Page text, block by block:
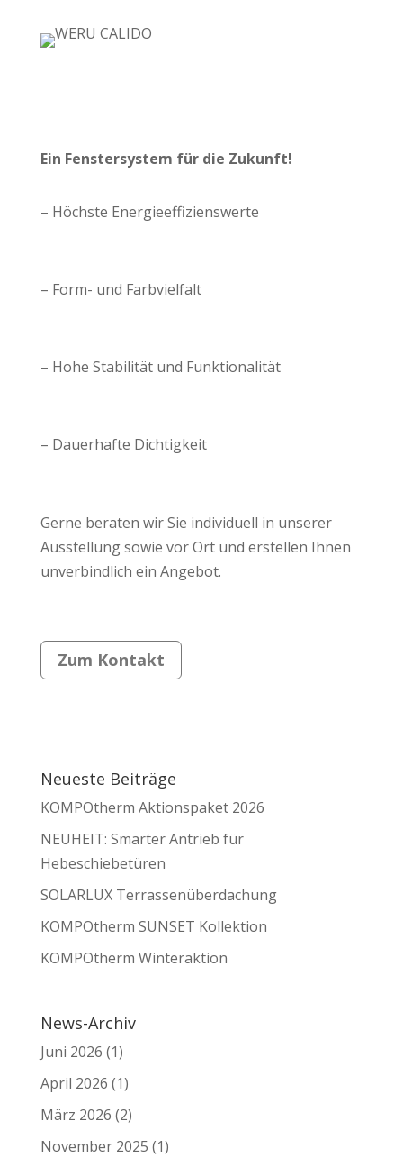
Ein Fenstersystem für die Zukunft!
– Höchste Energieeffizienswerte
– Form- und Farbvielfalt
– Hohe Stabilität und Funktionalität
– Dauerhafte Dichtigkeit
Gerne beraten wir Sie individuell in unserer
Ausstellung sowie vor Ort und erstellen Ihnen
unverbindlich ein Angebot.
Zum Kontakt
Neueste Beiträge
KOMPOtherm Aktionspaket 2026
NEUHEIT: Smarter Antrieb für
Hebeschiebetüren
SOLARLUX Terrassenüberdachung
KOMPOtherm SUNSET Kollektion
KOMPOtherm Winteraktion
News-Archiv
Juni 2026 (1)
April 2026 (1)
März 2026 (2)
November 2025 (1)